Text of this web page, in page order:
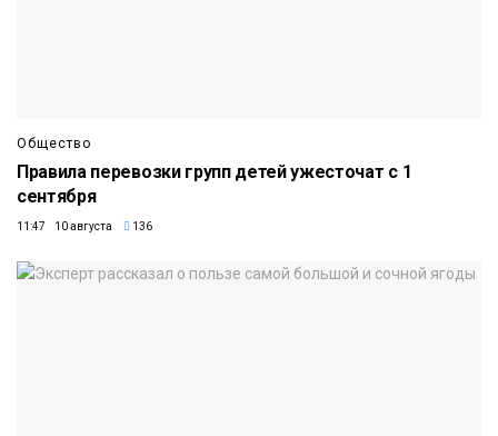
Общество
Правила перевозки групп детей ужесточат с 1
сентября
11:47 10 августа 136